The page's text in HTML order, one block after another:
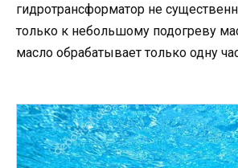
гидротрансформатор не
только к небольшому подогреву
масло обрабатывает только одну